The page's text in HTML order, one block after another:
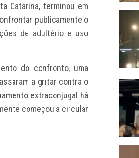
Catarina, terminou em
publicamente o
de adultério e uso
do confronto, uma
a gritar contra o
extraconjugal há
começou a circular